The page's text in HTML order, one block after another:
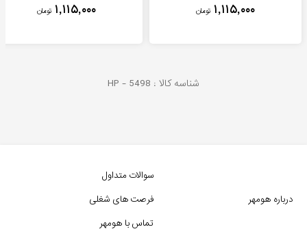
۱,۱۱۵,۰۰۰ تومان ۱,۱۱۵,۰۰۰ تومان
شناسه کالا : HP - 5498
درباره هومهر
سوالات متداول
فرصت های شغلی
تماس با هومهر